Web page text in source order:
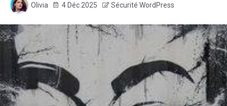
Olivia 4 Déc 2025 Sécurité WordPress